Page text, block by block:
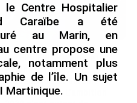
INTERVIEW. À Wallis-et-
Futuna, un tourisme
authentique et durable en
plein essor : « L’ambition
Centre Hospitalier
Caraïbe a été
au Marin, en
centre propose une
notamment plus
de l’île. Un sujet
Martinique.